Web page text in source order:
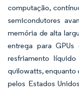
computação,
semicondutores
memória de alta
entrega para
resfriamento
quilowatts, enquanto
pelos Estados